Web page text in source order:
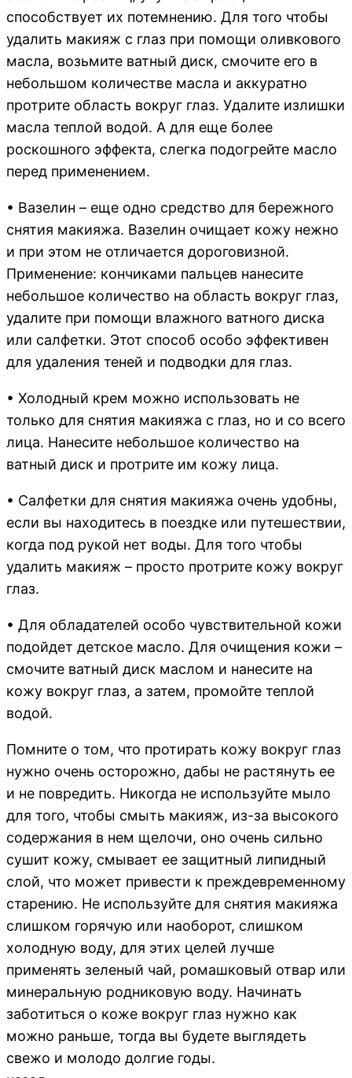
способствует их потемнению. Для того чтобы
удалить макияж с глаз при помощи оливкового
масла, возьмите ватный диск, смочите его в
небольшом количестве масла и аккуратно
протрите область вокруг глаз. Удалите излишки
масла теплой водой. А для еще более
роскошного эффекта, слегка подогрейте масло
перед применением.
• Вазелин – еще одно средство для бережного
снятия макияжа. Вазелин очищает кожу нежно
и при этом не отличается дороговизной.
Применение: кончиками пальцев нанесите
небольшое количество на область вокруг глаз,
удалите при помощи влажного ватного диска
или салфетки. Этот способ особо эффективен
для удаления теней и подводки для глаз.
• Холодный крем можно использовать не
только для снятия макияжа с глаз, но и со всего
лица. Нанесите небольшое количество на
ватный диск и протрите им кожу лица.
• Салфетки для снятия макияжа очень удобны,
если вы находитесь в поездке или путешествии,
когда под рукой нет воды. Для того чтобы
удалить макияж – просто протрите кожу вокруг
глаз.
• Для обладателей особо чувствительной кожи
подойдет детское масло. Для очищения кожи –
смочите ватный диск маслом и нанесите на
кожу вокруг глаз, а затем, промойте теплой
водой.
Помните о том, что протирать кожу вокруг глаз
нужно очень осторожно, дабы не растянуть ее
и не повредить. Никогда не используйте мыло
для того, чтобы смыть макияж, из-за высокого
содержания в нем щелочи, оно очень сильно
сушит кожу, смывает ее защитный липидный
слой, что может привести к преждевременному
старению. Не используйте для снятия макияжа
слишком горячую или наоборот, слишком
холодную воду, для этих целей лучше
применять зеленый чай, ромашковый отвар или
минеральную родниковую воду. Начинать
заботиться о коже вокруг глаз нужно как
можно раньше, тогда вы будете выглядеть
свежо и молодо долгие годы.